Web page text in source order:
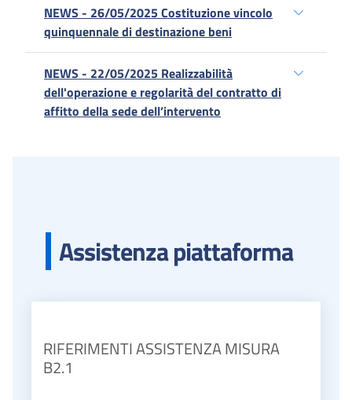
NEWS - 26/05/2025 Costituzione vincolo
quinquennale di destinazione beni
NEWS - 22/05/2025 Realizzabilità
dell'operazione e regolarità del contratto di
affitto della sede dell’intervento
Assistenza piattaforma
RIFERIMENTI ASSISTENZA MISURA
B2.1